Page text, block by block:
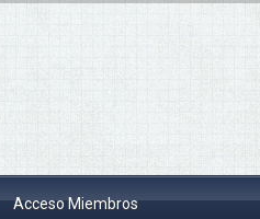
Acceso Miembros